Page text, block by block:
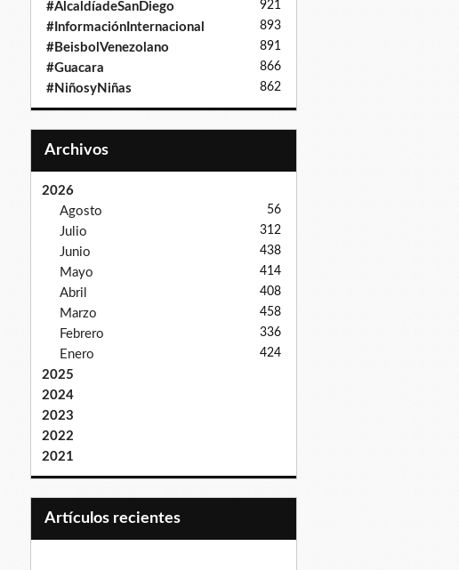
#AlcaldíadeSanDiego 921
#InformaciónInternacional 893
#BeisbolVenezolano 891
#Guacara 866
#NiñosyNiñas 862
Archivos
2026
Agosto
56
Julio 312
Junio 438
Mayo 414
Abril 408
Marzo 458
Febrero 336
Enero 424
2025
2024
2023
2022
2021
Artículos recientes